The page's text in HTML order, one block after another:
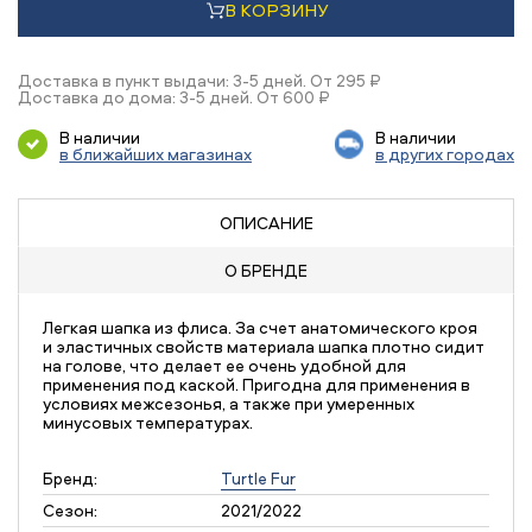
В КОРЗИНУ
Доставка в пункт выдачи: 3-5 дней. От 295 ₽
Доставка до дома: 3-5 дней. От 600 ₽
В наличии
в ближайших магазинах
В наличии
в других городах
ОПИСАНИЕ
О БРЕНДЕ
Легкая шапка из флиса. За счет анатомического кроя
и эластичных свойств материала шапка плотно сидит
на голове, что делает ее очень удобной для
применения под каской. Пригодна для применения в
условиях межсезонья, а также при умеренных
минусовых температурах.
Бренд:
Turtle Fur
Сезон:
2021/2022